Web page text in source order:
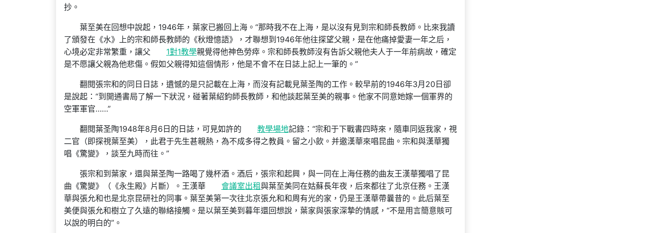
抄。
葉至美在回想中說起，1946年，葉家已搬回上海。“那時我不在上海，是以沒有見到宗和師長教師。比來我讀
了頒發在《水》上的宗和師長教師的《秋燈憶語》，才聯想到1946年他往探望父親，是在他痛掉愛妻一年之后，
心境必定非常繁重，讓父
1對1教學親覺得他神色勞瘁。宗和師長教師沒有告訴父親他夫人于一年前病故，確定
是不愿讓父親為他悲傷。假如父親得知這個情形，他是不會不在日誌上記上一筆的。”
翻閱張宗和的同日日誌，遺憾的是只記載在上海，而沒有記載見葉圣陶的工作。較早前的1946年3月20日卻
是說起：“到開通書局了解一下狀況，碰著葉紹鈞師長教師，和他談起葉至美的親事。他家不同意她嫁一個軍界的
空軍軍官……”
翻閱葉圣陶1948年8月6日的日誌，可見如許的 教學場地記錄：“宗和于下戰書四時來，隨車同返我家，視
二官（即探視葉至美），此君于先生甚親熱，為不成多得之教員。留之小飲。并邀漢華來唱昆曲。宗和與漢華獨
唱《驚變》，談至九時而往。”
張宗和到葉家，還與葉圣陶一路喝了幾杯酒。酒后，張宗和起興，與一同在上海任務的曲友王漢華獨唱了昆
曲《驚變》（《永生殿》片斷）。王漢華
會議室出租與葉至美同在姑蘇長年夜，后來都往了北京任務。王漢
華與張允和也是北京昆研社的同事。葉至美第一次往北京張允和和周有光的家，仍是王漢華帶曩昔的。此后葉至
美便與張允和樹立了久遠的聯絡接觸。是以葉至美到暮年還回想說，葉家與張家深摯的情感，“不是用言簡意賅可
以說的明白的”。